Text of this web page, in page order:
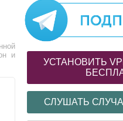
и
УСТАНОВИТЬ
СЛУШАТЬ